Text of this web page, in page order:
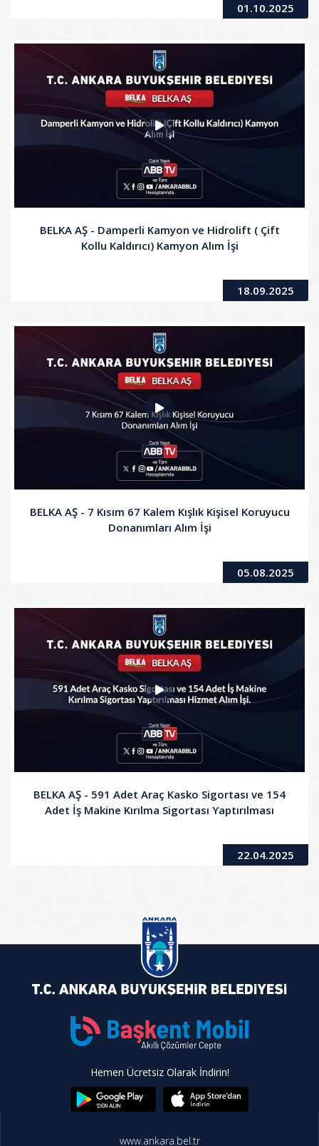
01.10.2025
BELKA AŞ - Damperli Kamyon ve Hidrolift ( Çift
Kollu Kaldırıcı) Kamyon Alım İşi
18.09.2025
BELKA AŞ - 7 Kısım 67 Kalem Kışlık Kişisel Koruyucu
Donanımları Alım İşi
05.08.2025
BELKA AŞ - 591 Adet Araç Kasko Sigortası ve 154
Adet İş Makine Kırılma Sigortası Yaptırılması
22.04.2025
Hemen Ücretsiz Olarak İndirin!
www.ankara.bel.tr